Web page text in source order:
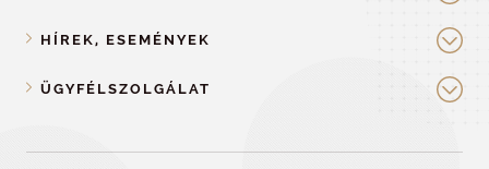
HÍREK, ESEMÉNYEK
ÜGYFÉLSZOLGÁLAT